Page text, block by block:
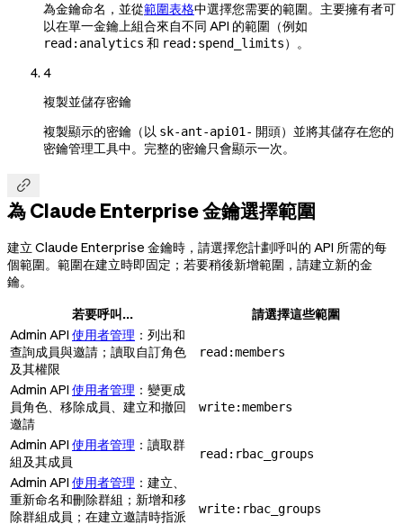
為金鑰命名，並從範圍表格中選擇您需要的範圍。主要擁有者可
以在單一金鑰上組合來自不同 API 的範圍（例如
read:analytics 和 read:spend_limits）。
4
複製並儲存密鑰
複製顯示的密鑰（以 sk-ant-api01- 開頭）並將其儲存在您的
密鑰管理工具中。完整的密鑰只會顯示一次。

為 Claude Enterprise 金鑰選擇範圍
建立 Claude Enterprise 金鑰時，請選擇您計劃呼叫的 API 所需的每
個範圍。範圍在建立時即固定；若要稍後新增範圍，請建立新的金
鑰。
若要呼叫...
請選擇這些範圍
Admin API 使用者管理 ：列出和
查詢成員與邀請；讀取自訂角色
及其權限
read:members
Admin API 使用者管理 ：變更成
員角色、移除成員、建立和撤回
邀請
write:members
Admin API 使用者管理 ：讀取群
組及其成員
read:rbac_groups
Admin API 使用者管理 ：建立、
重新命名和刪除群組；新增和移
除群組成員；在建立邀請時指派
write:rbac_groups